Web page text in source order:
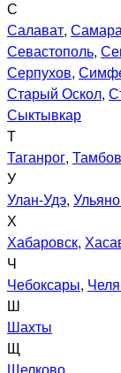
С
Салават,
Севастополь,
Серпухов,
Старый Оскол,
Сыктывкар
Т
Таганрог, Тамбов
У
Улан-Удэ,
Х
Хабаровск,
Ч
Чебоксары,
Ш
Шахты
Щ